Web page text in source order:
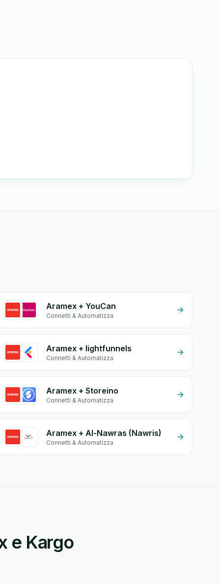
Aramex + YouCan
Connetti & Automatizza
Aramex + lightfunnels
Connetti & Automatizza
Aramex + Storeino
Connetti & Automatizza
Aramex + Al-Nawras (Nawris)
Connetti & Automatizza
e Kargo